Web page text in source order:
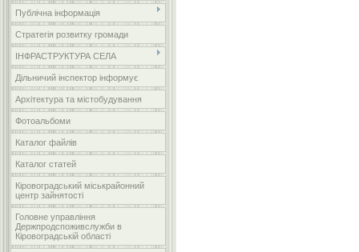
Публічна інформація
Стратегія розвитку громади
ІНФРАСТРУКТУРА СЕЛА
Дільничий інспектор інформує
Архітектура та містобудування
Фотоальбоми
Каталог файлів
Каталог статей
Кіровоградський міськрайонний
центр зайнятості
Головне управління
Держпродспоживслужби в
Кіровоградській області